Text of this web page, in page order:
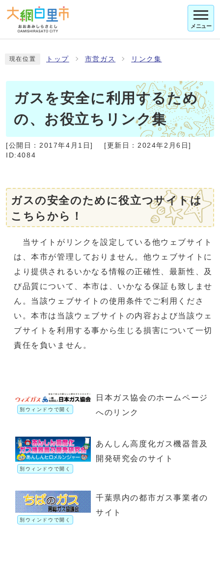
メニュー
現在位置 トップ 市営ガス リンク集
ガスを安全に利用するため
の、お役立ちリンク集
[公開日： 2017年4月1日] [更新日： 2024年2月6日]
ID:4084
ガスの安全のために役立つサイトは
こちらから！
当サイトがリンクを設定している他ウェブサイト
は、本市が管理しておりません。他ウェブサイトに
より提供されるいかなる情報の正確性、最新性、及
び品質について、本市は、いかなる保証も致しませ
ん。当該ウェブサイトの使用条件でご利用くださ
い。本市は当該ウェブサイトの内容および当該ウェ
ブサイトを利用する事から生じる損害について一切
責任を負いません。
別ウィンドウで開く
日本ガス協会のホームページ
へのリンク
別ウィンドウで開く
あんしん高度化ガス機器普及
開発研究会のサイト
別ウィンドウで開く
千葉県内の都市ガス事業者の
サイト